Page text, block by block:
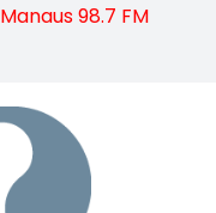
98.7 FM